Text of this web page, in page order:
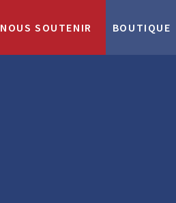
NOUS SOUTENIR BOUTIQUE